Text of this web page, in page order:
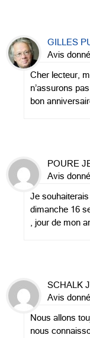
GILLES
Avis
Cher lecteur,
n’assurons
bon
POURE
Avis
Je
dimanche 16
, jour de mon
SCHALK
Avis
Nous allons
nous